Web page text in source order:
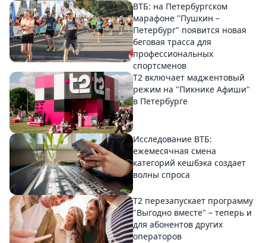
ВТБ: на Петербургском
марафоне "Пушкин –
Петербург" появится новая
беговая трасса для
профессиональных
спортсменов
Т2 включает маджентовый
режим на "Пикнике Афиши"
в Петербурге
Исследование ВТБ:
ежемесячная смена
категорий кешбэка создает
волны спроса
Т2 перезапускает программу
"Выгодно вместе" – теперь и
для абонентов других
операторов